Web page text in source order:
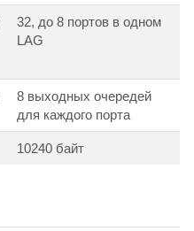
32, до 8 портов в одном
LAG
8 выходных очередей
для каждого порта
10240 байт